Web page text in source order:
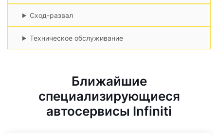
Сход-развал
Техническое обслуживание
Ближайшие
специализирующиеся
автосервисы Infiniti